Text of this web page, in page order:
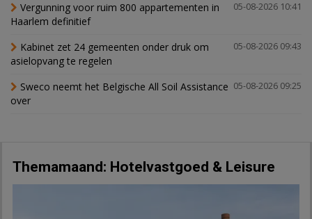
05-08-2026 10:41
Vergunning voor ruim 800 appartementen in
Haarlem definitief
05-08-2026 09:43
Kabinet zet 24 gemeenten onder druk om
asielopvang te regelen
05-08-2026 09:25
Sweco neemt het Belgische All Soil Assistance
over
Themamaand: Hotelvastgoed & Leisure